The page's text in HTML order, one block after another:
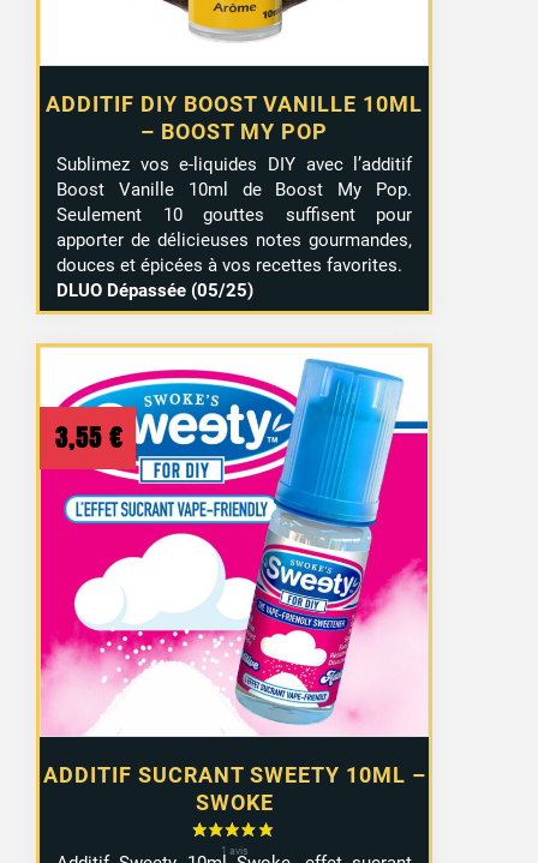
ADDITIF DIY BOOST VANILLE 10ML
– BOOST MY POP
Sublimez vos e-liquides DIY avec l’additif
Boost Vanille 10ml de Boost My Pop.
Seulement 10 gouttes suffisent pour
apporter de délicieuses notes gourmandes,
douces et épicées à vos recettes favorites.
DLUO Dépassée (05/25)
ADDITIF SUCRANT SWEETY 10ML –
SWOKE
3,55 €